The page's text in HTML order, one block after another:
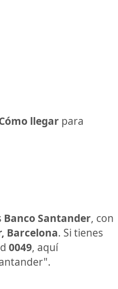
llegar para
Banco Santander, con
Barcelona. Si tienes
0049, aquí